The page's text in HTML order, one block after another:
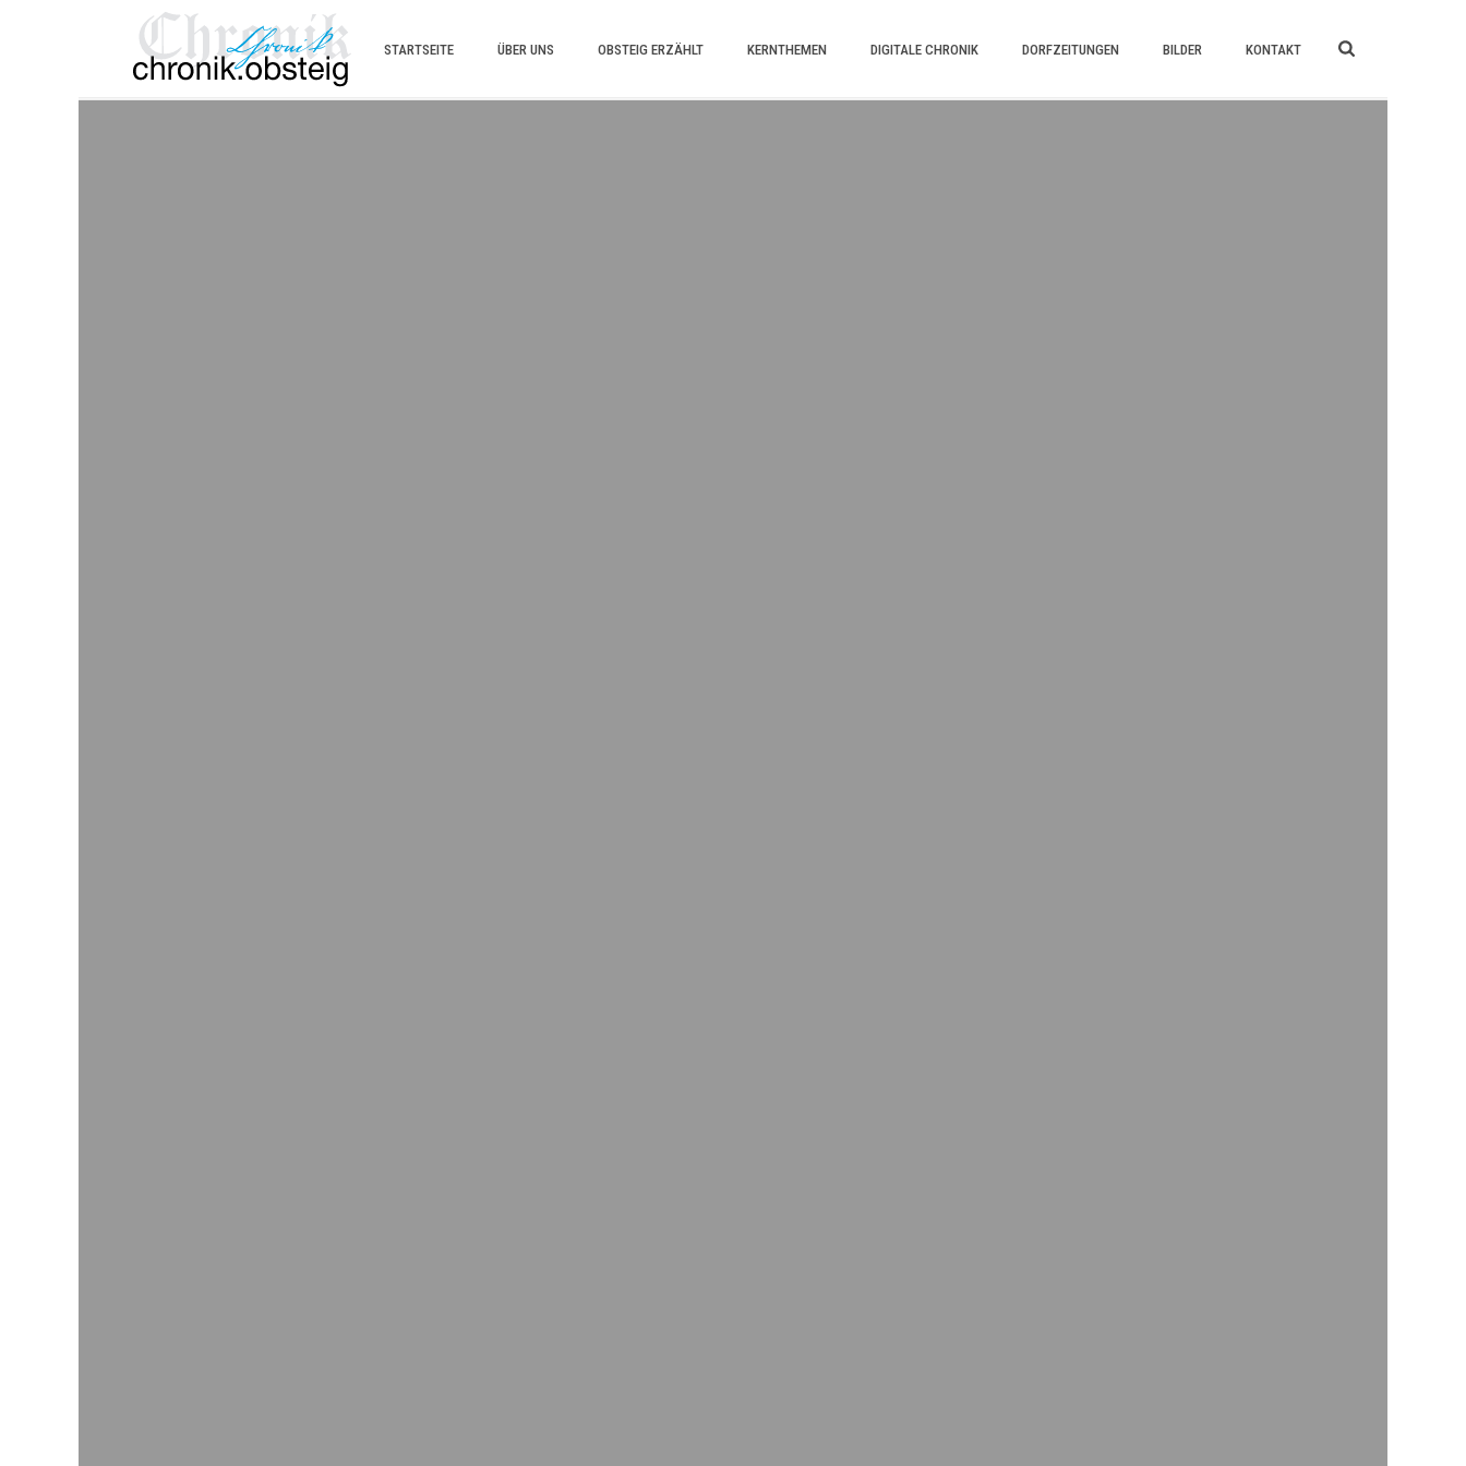
STARTSEITE ÜBER UNS OBSTEIG ERZÄHLT KERNTHEMEN DIGITALE CHRONIK DORFZEITUNGEN BILDER KONTAKT